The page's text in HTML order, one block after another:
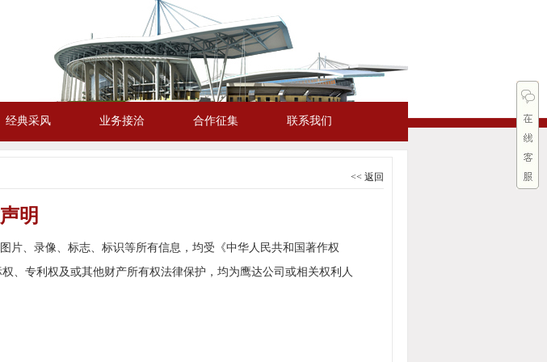
经典采风 业务接洽 合作征集 联系我们
<< 返回
明
片、录像、标志、标识等所有信息，均受《中华人民共和国著作权
、专利权及或其他财产所有权法律保护，均为鹰达公司或相关权利人